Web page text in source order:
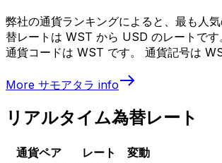
弊社の通貨ランキングによると、最も人
替レートは WST から USD のレートで
通貨コードは WST です。 通貨記号は
More サモアタラ info
リアルタイム為替レート
通貨ペア レート
変動